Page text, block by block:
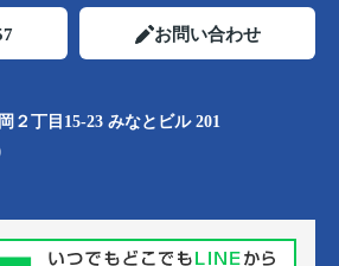
お問い合わせ
２丁目15-23 みなとビル 201